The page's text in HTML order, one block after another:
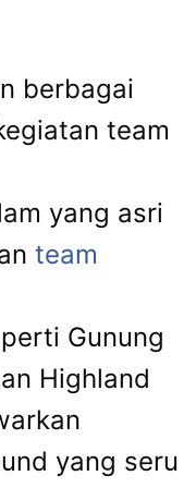
berbagai
team
yang asri
team
Gunung
Highland
yang seru